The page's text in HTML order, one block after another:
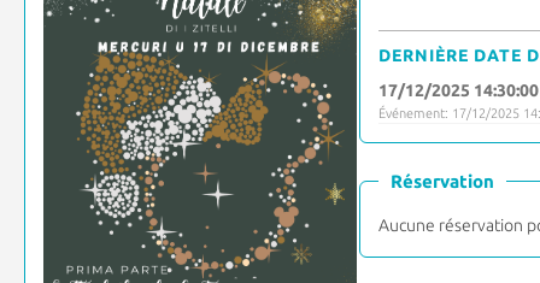
DERNIÈRE DATE
17/12/2025 14:30:00
Événement: 17/12/2025
Réservation
Aucune réservation